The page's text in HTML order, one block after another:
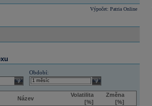
Výpočet: Patria Online
select
Období:
select
Název
Volatilita
[%]
Změna
[%]